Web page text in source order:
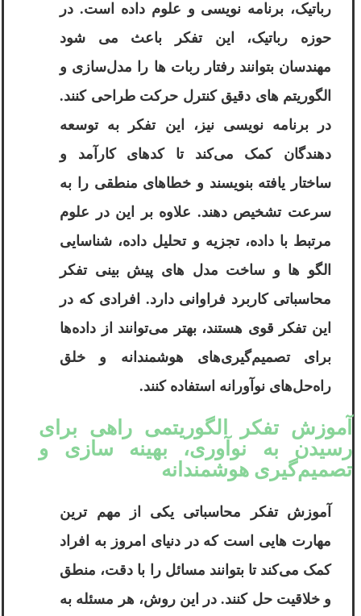
رباتیک، برنامه نویسی و علوم داده است. در
حوزه رباتیک، این تفکر باعث می ‌شود
مهندسان بتوانند رفتار ربات ‌ها را مدل‌سازی و
الگوریتم‌ های دقیق کنترل حرکت طراحی کنند.
در برنامه نویسی نیز، این تفکر به توسعه
‌دهندگان کمک می‌کند تا کدهای کارآمد و
ساختار یافته بنویسند و خطاهای منطقی را به
سرعت تشخیص دهند. علاوه بر این در علوم
مرتبط با داده، تجزیه و تحلیل داده، شناسایی
الگو ها و ساخت مدل‌ های پیش ‌بینی تفکر
محاسباتی کاربرد فراوانی دارد. افرادی که در
این تفکر قوی هستند، بهتر می‌توانند از داده‌ها
برای تصمیم‌گیری‌های هوشمندانه و خلق
راه‌حل‌های نوآورانه استفاده کنند.
آموزش تفکر الگوریتمی راهی برای
رسیدن به نوآوری، بهینه ‌سازی و
تصمیم‌گیری هوشمندانه
آموزش تفکر محاسباتی یکی از مهم ‌ترین
مهارت‌ هایی است که در دنیای امروز به افراد
کمک می‌کند تا بتوانند مسائل را با دقت، منطق
و خلاقیت حل کنند. در این روش، هر مسئله به